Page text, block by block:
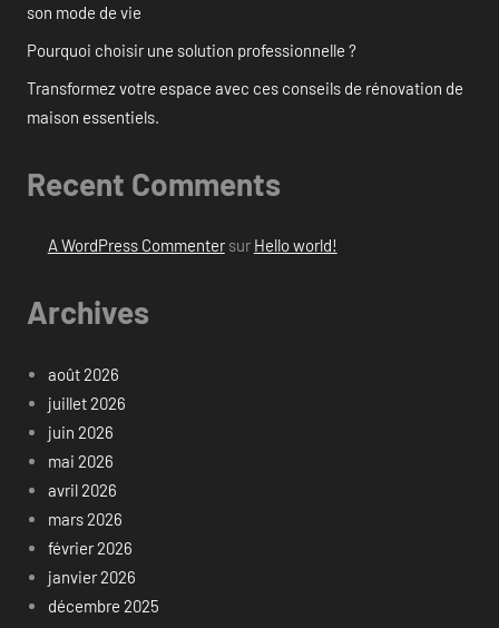
son mode de vie
Pourquoi choisir une solution professionnelle ?
Transformez votre espace avec ces conseils de rénovation de
maison essentiels.
Recent Comments
A WordPress Commentersur Hello world!
Archives
août 2026
juillet 2026
juin 2026
mai 2026
avril 2026
mars 2026
février 2026
janvier 2026
décembre 2025